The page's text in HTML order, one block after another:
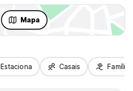
Mapa
Estaciona Casais Famílias